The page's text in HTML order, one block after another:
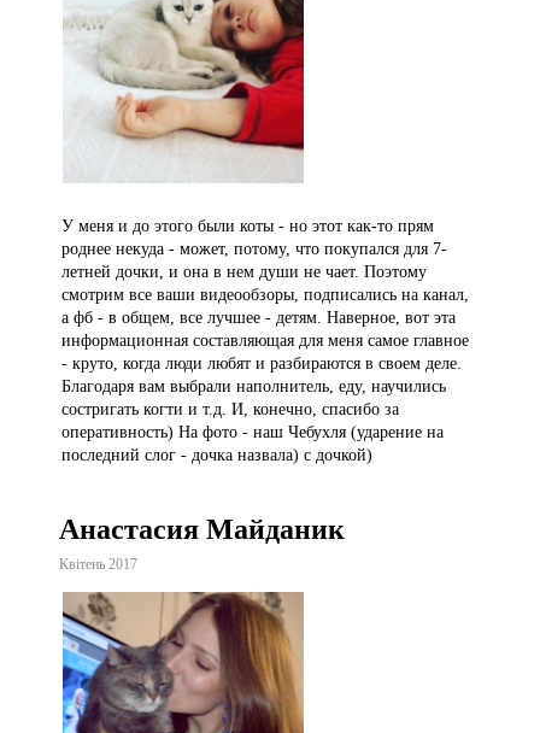
У меня и до этого были коты - но этот как-то прям
роднее некуда - может, потому, что покупался для 7-
летней дочки, и она в нем души не чает. Поэтому
смотрим все ваши видеообзоры, подписались на канал,
а фб - в общем, все лучшее - детям. Наверное, вот эта
информационная составляющая для меня самое главное
- круто, когда люди любят и разбираются в своем деле.
Благодаря вам выбрали наполнитель, еду, научились
состригать когти и т.д. И, конечно, спасибо за
оперативность) На фото - наш Чебухля (ударение на
последний слог - дочка назвала) с дочкой)
Анастасия Майданик
Квітень 2017